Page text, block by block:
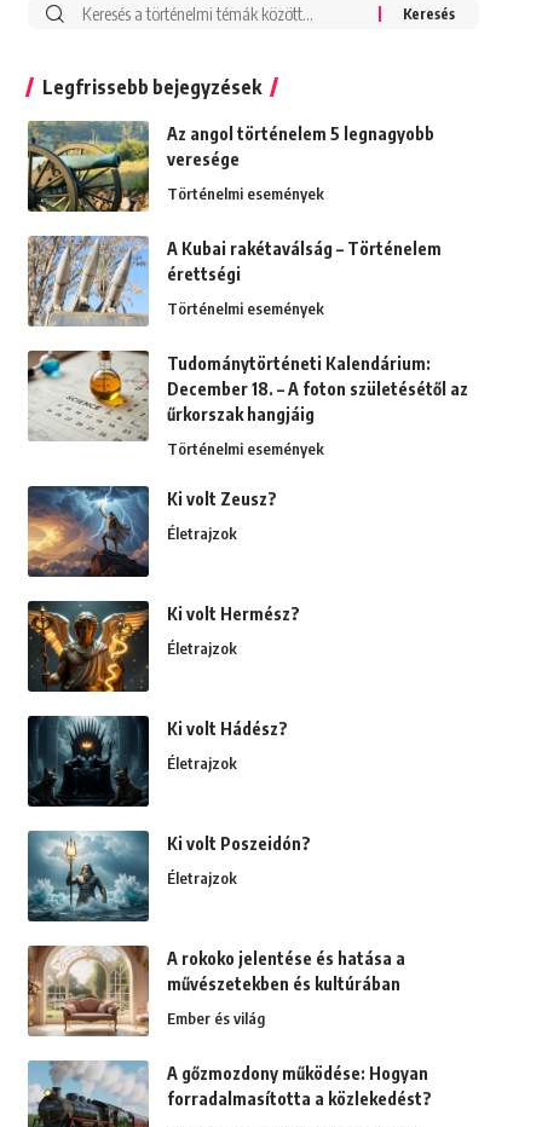
Search
Legfrissebb bejegyzések
Az angol történelem 5 legnagyobb
veresége
Történelmi események
A Kubai rakétaválság – Történelem
érettségi
Történelmi események
Tudománytörténeti Kalendárium:
December 18. – A foton születésétől az
űrkorszak hangjáig
Történelmi események
Ki volt Zeusz?
Életrajzok
Ki volt Hermész?
Életrajzok
Ki volt Hádész?
Életrajzok
Ki volt Poszeidón?
Életrajzok
A rokoko jelentése és hatása a
művészetekben és kultúrában
Ember és világ
A gőzmozdony működése: Hogyan
forradalmasította a közlekedést?